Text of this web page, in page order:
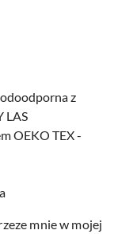
z
LAS
OEKO TEX -
mnie w mojej